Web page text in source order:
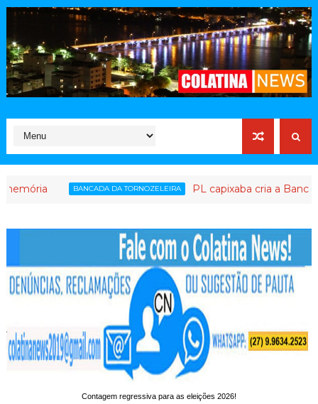
BANCADA DA TORNOZELEIRA PL capixaba cria a Bancada da